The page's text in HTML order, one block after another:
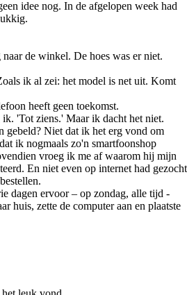
idee nog. In de afgelopen week had
de winkel. De hoes was er niet.
ik al zei: het model is net uit. Komt
heeft geen toekomst.
'Tot ziens.' Maar ik dacht het niet.
gebeld? Niet dat ik het erg vond om
ik nogmaals zo'n smartfoonshop
vroeg ik me af waarom hij mijn
En niet even op internet had gezocht
dagen ervoor – op zondag, alle tijd -
huis, zette de computer aan en plaatste